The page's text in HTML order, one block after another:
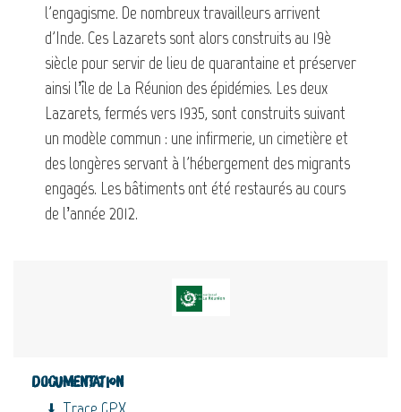
l'engagisme. De nombreux travailleurs arrivent
d'Inde. Ces Lazarets sont alors construits au 19è
siècle pour servir de lieu de quarantaine et préserver
ainsi l’île de La Réunion des épidémies. Les deux
Lazarets, fermés vers 1935, sont construits suivant
un modèle commun : une infirmerie, un cimetière et
des longères servant à l'hébergement des migrants
engagés. Les bâtiments ont été restaurés au cours
de l’année 2012.
Documentation